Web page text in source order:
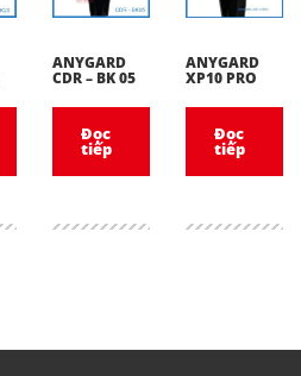
ANYGARD
CDR – BK 05
Đọc
tiếp
ANYGARD
XP10 PRO
Đọc
tiếp